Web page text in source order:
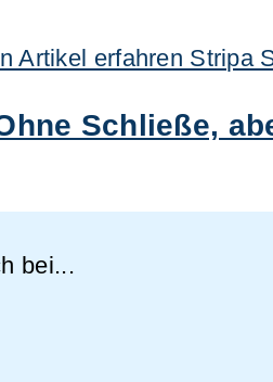
Schließe,
bei...